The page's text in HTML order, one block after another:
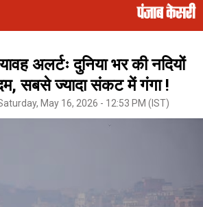
अलर्टः दुनिया भर की नदियों
सबसे ज्यादा संकट में गंगा !
May 16, 2026 - 12:53 PM (IST)